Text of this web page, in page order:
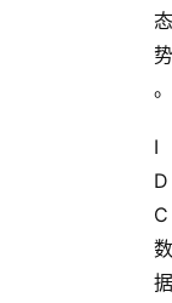
态
势
。
I
D
C
数
据